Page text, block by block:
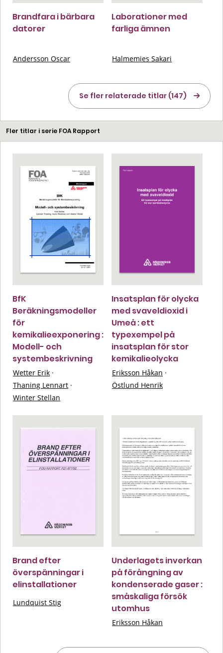
Brandfara i bärbara
datorer
Andersson Oscar
Laborationer med
farliga ämnen
Halmemies Sakari
Se fler relaterade titlar (147)
Fler titlar i serie FOA Rapport
BfK
Beräkningsmodeller
för
kemikalieexponering :
Modell- och
systembeskrivning
Wetter Erik ·
Thaning Lennart ·
Winter Stellan
Insatsplan för olycka
med svaveldioxid i
Umeå : ett
typexempel på
insatsplan för stor
kemikalieolycka
Eriksson Håkan ·
Östlund Henrik
Brand efter
överspänningar i
elinstallationer
Lundquist Stig
Underlagets inverkan
på förångning av
kondenserade gaser :
småskaliga försök
utomhus
Eriksson Håkan